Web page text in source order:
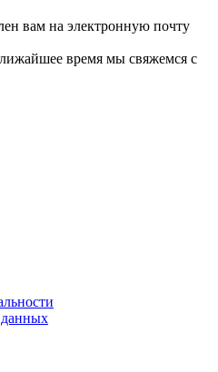
вам на электронную почту
время мы свяжемся с
данных